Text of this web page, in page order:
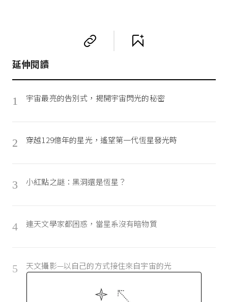
延伸閱讀
1 宇宙最亮的告別式，揭開宇宙閃光的秘密
2 穿越129億年的星光，遙望第一代恆星發光時
3 小紅點之謎：黑洞還是恆星？
4 連天文學家都困惑，當星系沒有暗物質
5 天文攝影—以自己的方式接住來自宇宙的光